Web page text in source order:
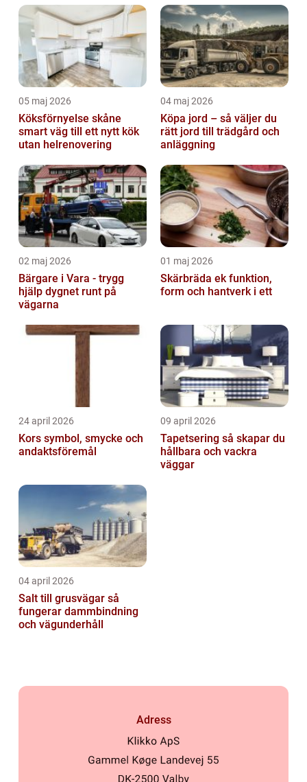
05 maj 2026
Köksförnyelse skåne
smart väg till ett nytt kök
utan helrenovering
04 maj 2026
Köpa jord – så väljer du
rätt jord till trädgård och
anläggning
02 maj 2026
Bärgare i Vara - trygg
hjälp dygnet runt på
vägarna
01 maj 2026
Skärbräda ek funktion,
form och hantverk i ett
24 april 2026
Kors symbol, smycke och
andaktsföremål
09 april 2026
Tapetsering så skapar du
hållbara och vackra
väggar
04 april 2026
Salt till grusvägar så
fungerar dammbindning
och vägunderhåll
Adress